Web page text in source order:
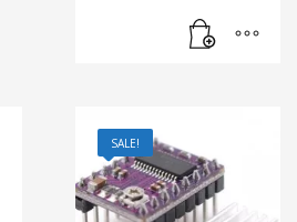
светодиодом и
фоторезистором,
останавливает
работу шагового
двигателя по
данной оси.
45грн..
35грн..
SALE!